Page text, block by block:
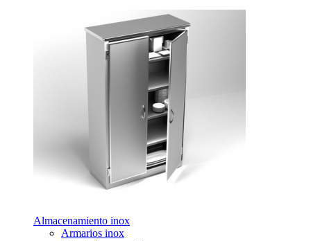
Almacenamiento inox
Armarios inox